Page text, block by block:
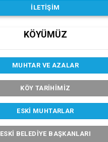
İLETIŞIM
KÖYÜMÜZ
MUHTAR VE AZALAR
KÖY TARIHIMIZ
ESKI MUHTARLAR
ESKI BELEDIYE BAŞKANLARI